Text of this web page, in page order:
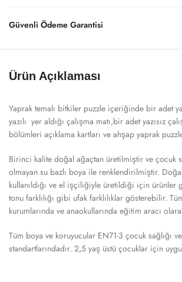
Güvenli Ödeme Garantisi
Ürün Açıklaması
Yaprak temalı bitkiler puzzle içeriğinde bir adet
yazılı yer aldığı çalışma matı,bir adet yazısız
bölümleri açıklama kartları ve ahşap yaprak
Birinci kalite doğal ağaçtan üretilmiştir ve çocuk
olmayan su bazlı boya ile renklendirilmiştir.
kullanıldığı ve el işçiliğiyle üretildiği için ürünler
tonu farklılığı gibi ufak farklılıklar gösterebilir.
kurumlarında ve anaokullarında eğitim aracı
Tüm boya ve koruyucular EN71-3 çocuk sağlığı
standartlarındadır. 2,5 yaş üstü çocuklar için